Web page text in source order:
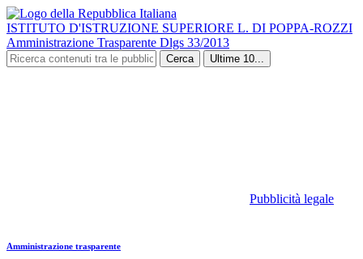
ISTITUTO D'ISTRUZIONE SUPERIORE L. DI POPPA-ROZZI
Amministrazione Trasparente Dlgs 33/2013
Cerca Ultime 10...
Pubblicità legale
Amministrazione trasparente